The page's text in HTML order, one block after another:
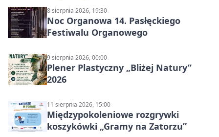
8 sierpnia 2026, 19:30
Noc Organowa 14. Pasłęckiego
Festiwalu Organowego
9 sierpnia 2026, 00:00
Plener Plastyczny „Bliżej Natury”
2026
11 sierpnia 2026, 15:00
Międzypokoleniowe rozgrywki
koszykówki „Gramy na Zatorzu”